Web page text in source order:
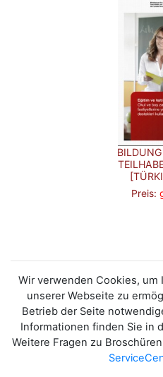
Preis:
Wir verwenden Cookies,
unserer Webseite zu
Betrieb der Seite
Informationen finden Sie in
Weitere Fragen zu